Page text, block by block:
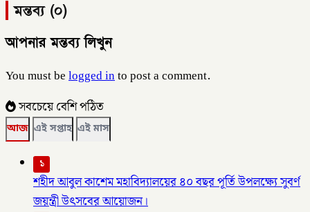
মন্তব্য (০)
আপনার মন্তব্য লিখুন
You must belogged into post a comment.
সবচেয়ে বেশি পঠিত
আজ এই সপ্তাহ এই মাস
১
শহীদ আবুল কাশেম মহাবিদ্যালয়ের ৪০ বছর পূর্তি উপলক্ষ্যে সুবর্ণ
জয়ন্ত্রী উৎসবের আয়োজন।